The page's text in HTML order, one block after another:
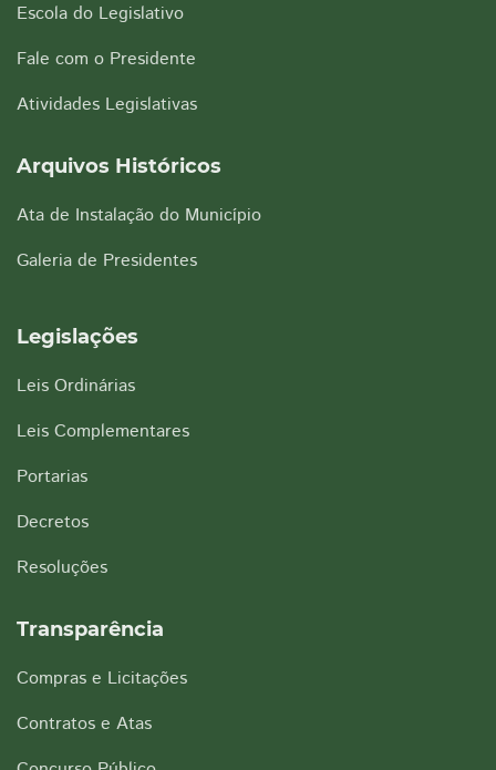
Escola do Legislativo
Fale com o Presidente
Atividades Legislativas
Arquivos Históricos
Ata de Instalação do Município
Galeria de Presidentes
Legislações
Leis Ordinárias
Leis Complementares
Portarias
Decretos
Resoluções
Transparência
Compras e Licitações
Contratos e Atas